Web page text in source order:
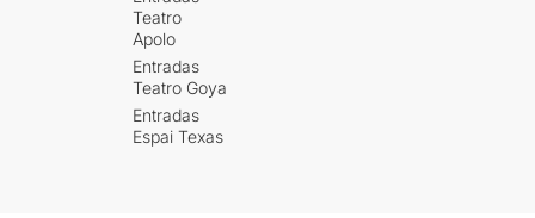
Teatro
Apolo
Entradas
Teatro Goya
Entradas
Espai Texas